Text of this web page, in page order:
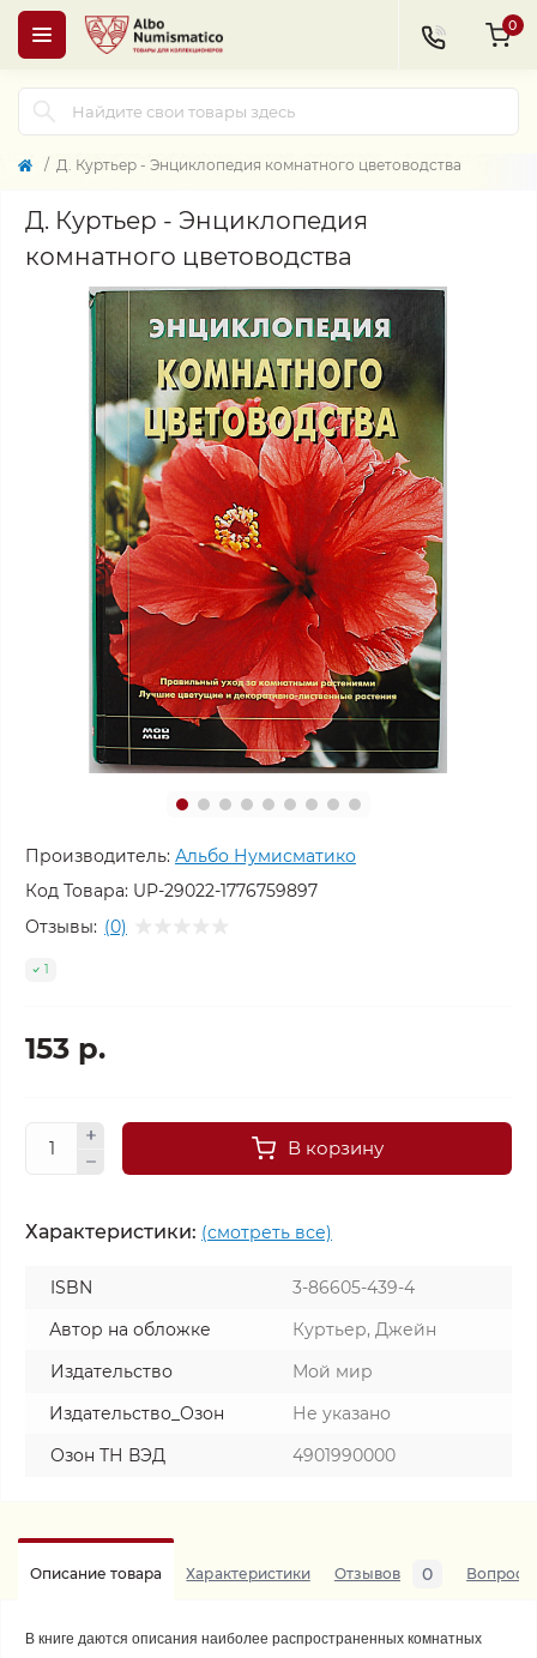
0
Д. Куртьер - Энциклопедия комнатного цветоводства
Д. Куртьер - Энциклопедия
комнатного цветоводства
Производитель: Альбо Нумисматико
Код Товара: UP-29022-1776759897
Отзывы: (0)
1
153 р.
В корзину
Характеристики: (смотреть все)
ISBN
3-86605-439-4
Автор на обложке
Куртьер, Джейн
Издательство
Мой мир
Издательство_Озон
Не указано
Озон ТН ВЭД
4901990000
Описание товара Характеристики Отзывов 0 Вопросы
В книге даются описания наиболее распространенных комнатных